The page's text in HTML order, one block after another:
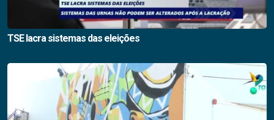
TSE lacra sistemas das eleições